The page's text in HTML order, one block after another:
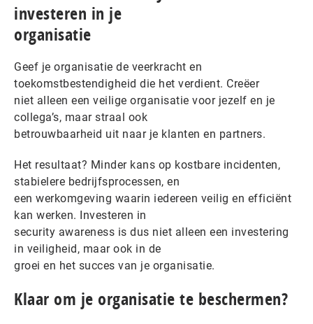
investeren in je
organisatie
Geef je organisatie de veerkracht en
toekomstbestendigheid die het verdient. Creëer
niet alleen een veilige organisatie voor jezelf en je
collega’s, maar straal ook
betrouwbaarheid uit naar je klanten en partners.
Het resultaat? Minder kans op kostbare incidenten,
stabielere bedrijfsprocessen, en
een werkomgeving waarin iedereen veilig en efficiënt
kan werken. Investeren in
security awareness is dus niet alleen een investering
in veiligheid, maar ook in de
groei en het succes van je organisatie.
Klaar om je organisatie te beschermen?